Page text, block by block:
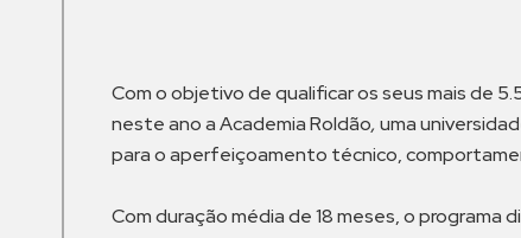
Com o objetivo de qualificar os seus mais de
neste ano a Academia Roldão,uma
para o aperfeiçoamento técnico,
Com duração média de 18 meses, o